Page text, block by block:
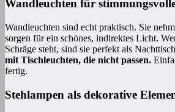
Wandleuchten für
Wandleuchten sind echt praktisch. Sie
sorgen für ein schönes, indirektes Licht.
Schräge steht, sind sie perfekt als
mit Tischleuchten, die nicht passen.
fertig.
Stehlampen als dekorative